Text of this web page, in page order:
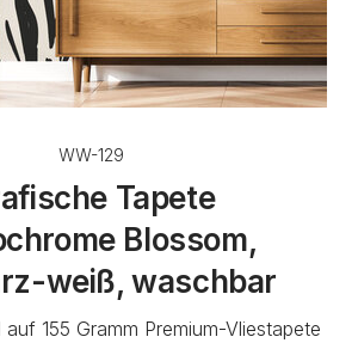
WW-129
Tapete
Blossom,
weiß, waschbar
155 Gramm Premium-Vliestapete